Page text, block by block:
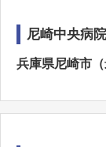
尼崎中央病院
兵庫県尼崎市